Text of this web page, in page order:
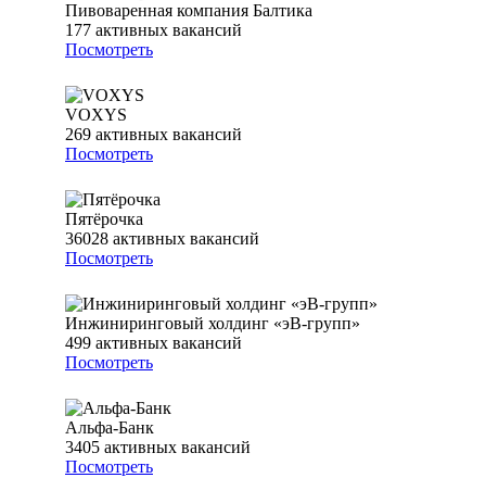
Пивоваренная компания Балтика
177 активных вакансий
Посмотреть
VOXYS
269 активных вакансий
Посмотреть
Пятёрочка
36028 активных вакансий
Посмотреть
Инжиниринговый холдинг «эВ-групп»
499 активных вакансий
Посмотреть
Альфа-Банк
3405 активных вакансий
Посмотреть